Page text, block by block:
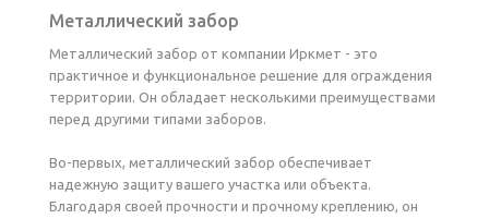
Металлический забор
Металлический забор от компании Иркмет - это
практичное и функциональное решение для ограждения
территории. Он обладает несколькими преимуществами
перед другими типами заборов.
Во-первых, металлический забор обеспечивает
надежную защиту вашего участка или объекта.
Благодаря своей прочности и прочному креплению, он